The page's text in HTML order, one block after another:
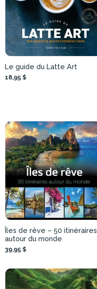
Le guide du Latte Art
18,95 $
Îles de rêve – 50 itinéraires
autour du monde
39,95 $